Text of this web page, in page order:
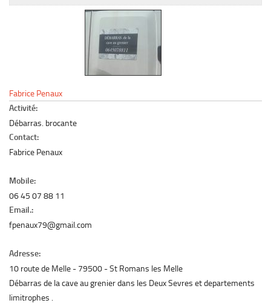
Le marché du mobilier d’occasion
Fabrice Penaux
Activité:
Débarras. brocante
Contact:
Fabrice Penaux
Mobile:
06 45 07 88 11
Email.:
fpenaux79@gmail.com
Adresse:
10 route de Melle 79500
St Romans les Melle
Débarras de la cave au grenier dans les Deux Sevres et departements
limitrophes .